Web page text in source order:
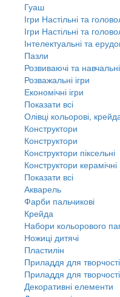
Гуаш
Ігри Настільні та
Ігри Настільні та
Інтелектуальні та
Пазли
Розвиваючі та навчальні
Розважальні ігри
Економічні ігри
Показати всі
Олівці кольорові,
Конструктори
Конструктори
Конструктори піксельні
Конструктори керамічні
Показати всі
Акварель
Фарби пальчикові
Крейда
Набори кольорового
Ножиці дитячі
Пластилін
Приладдя для творчості
Приладдя для творчості
Декоративні елементи